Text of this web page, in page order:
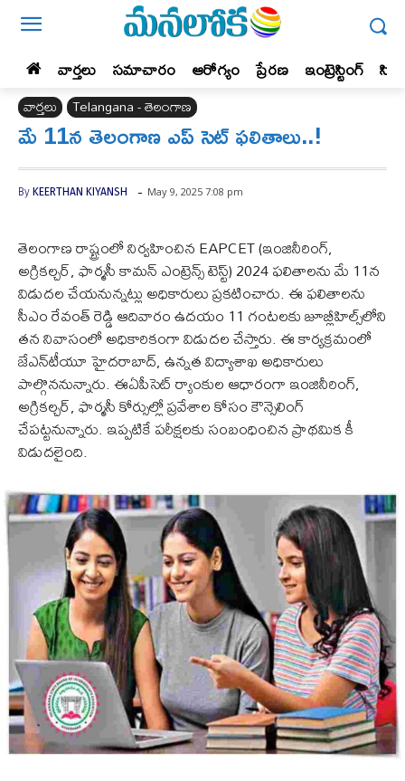
వార్తలు సమాచారం ఆరోగ్యం ప్రేర‌ణ‌ ఇంట్రెస్టింగ్‌
వార్తలు Telangana - తెలంగాణ
మే 11న తెలంగాణ ఎప్ సెట్‌ ఫలితాలు..!
By KEERTHAN KIYANSH - May 9, 2025 7:08 pm
తెలంగాణ రాష్ట్రంలో నిర్వహించిన EAPCET (ఇంజినీరింగ్,
అగ్రికల్చర్, ఫార్మసీ కామన్ ఎంట్రెన్స్ టెస్ట్) 2024 ఫలితాలను మే 11న
విడుదల చేయనున్నట్లు అధికారులు ప్రకటించారు. ఈ ఫలితాలను
సీఎం రేవంత్ రెడ్డి ఆదివారం ఉదయం 11 గంటలకు జూబ్లీహిల్స్‌లోని
తన నివాసంలో అధికారికంగా విడుదల చేస్తారు. ఈ కార్యక్రమంలో
జేఎన్‌టీయూ హైదరాబాద్, ఉన్నత విద్యాశాఖ అధికారులు
పాల్గొననున్నారు. ఈఏపీసెట్‌ ర్యాంకుల ఆధారంగా ఇంజినీరింగ్,
అగ్రికల్చర్, ఫార్మసీ కోర్సుల్లో ప్రవేశాల కోసం కౌన్సెలింగ్
చేపట్టనున్నారు. ఇప్పటికే పరీక్షలకు సంబంధించిన ప్రాథమిక కీ
విడుదలైంది.